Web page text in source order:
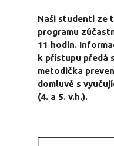
Naši studenti ze
programu
11 hodin.
k přístupu předá
metodička
domluvě s
(4. a 5. v.h.).